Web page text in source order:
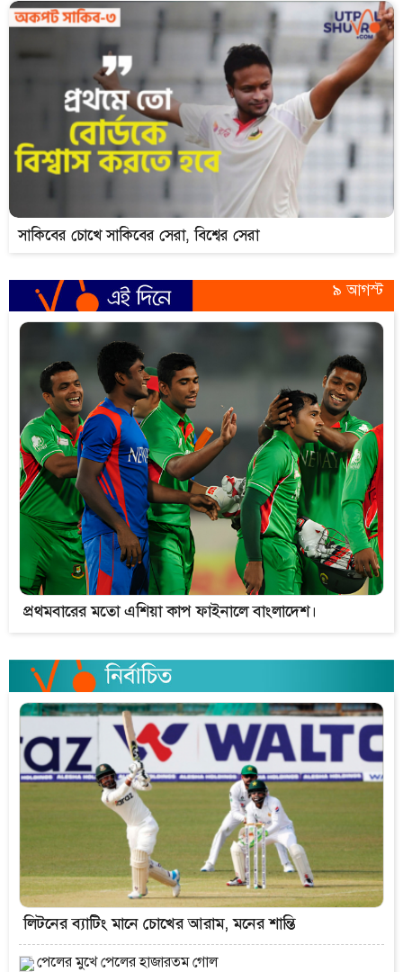
সাকিবের চোখে সাকিবের সেরা, বিশ্বের সেরা
৯ আগস্ট
প্রথমবারের মতো এশিয়া কাপ ফাইনালে বাংলাদেশ।
লিটনের ব্যাটিং মানে চোখের আরাম, মনের শান্তি
পেলের মুখে পেলের হাজারতম গোল